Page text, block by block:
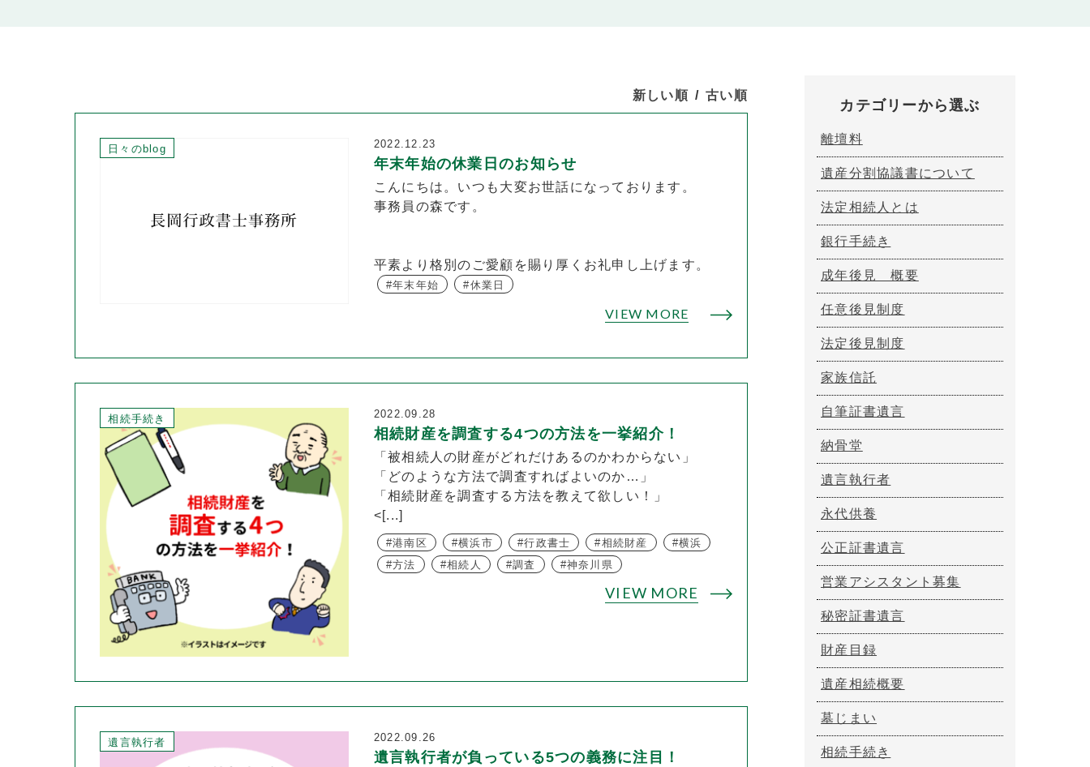
新しい順 古い順
日々のblog 2022.12.23
年末年始の休業日のお知らせ
こんにちは。いつも大変お世話になっております。
事務員の森です。
平素より格別のご愛顧を賜り厚くお礼申し上げます。
年末年始 休業日
VIEW MORE
相続手続き 2022.09.28
相続財産を調査する4つの方法を一挙紹介！
「被相続人の財産がどれだけあるのかわからない」
「どのような方法で調査すればよいのか…」
「相続財産を調査する方法を教えて欲しい！」
<[...]
港南区 横浜市 行政書士 相続財産
横浜
方法
相続人 調査 神奈川県
VIEW MORE
遺言執行者 2022.09.26
遺言執行者が負っている5つの義務に注目！
カテゴリーから選ぶ
離壇料
遺産分割協議書について
法定相続人とは
銀行手続き
成年後見 概要
任意後見制度
法定後見制度
家族信託
自筆証書遺言
納骨堂
遺言執行者
永代供養
公正証書遺言
営業アシスタント募集
秘密証書遺言
財産目録
遺産相続概要
墓じまい
相続手続き